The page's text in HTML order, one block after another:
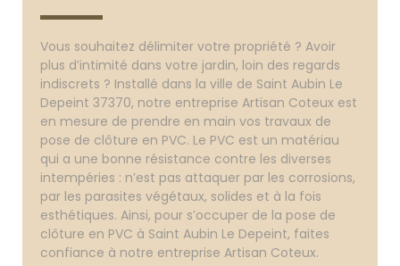
Vous souhaitez délimiter votre propriété ? Avoir
plus d’intimité dans votre jardin, loin des regards
indiscrets ? Installé dans la ville de Saint Aubin Le
Depeint 37370, notre entreprise Artisan Coteux est
en mesure de prendre en main vos travaux de
pose de clôture en PVC. Le PVC est un matériau
qui a une bonne résistance contre les diverses
intempéries : n’est pas attaquer par les corrosions,
par les parasites végétaux, solides et à la fois
esthétiques. Ainsi, pour s’occuper de la pose de
clôture en PVC à Saint Aubin Le Depeint, faites
confiance à notre entreprise Artisan Coteux.